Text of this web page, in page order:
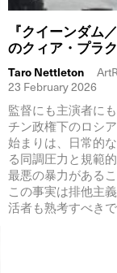
『クイーンダム
のクィア・プラ
Taro Nettleton
23 February 2026
監督にも主演者に
チン政権下のロシ
始まりは、日常的
る同調圧力と規範
最悪の暴力がある
この事実は排他主
活者も熟考すべきで